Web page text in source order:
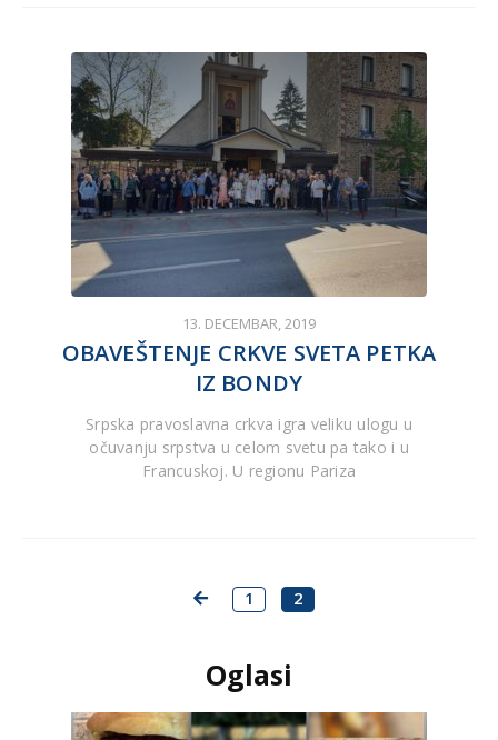
13. DECEMBAR, 2019
OBAVEŠTENJE CRKVE SVETA PETKA
IZ BONDY
Srpska pravoslavna crkva igra veliku ulogu u
očuvanju srpstva u celom svetu pa tako i u
Francuskoj. U regionu Pariza
1 2
Oglasi